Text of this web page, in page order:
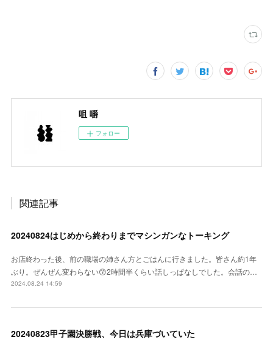
咀 嚼
フォロー
関連記事
20240824はじめから終わりまでマシンガンなトーキング
お店終わった後、前の職場の姉さん方とごはんに行きました。皆さん約1年
ぶり。ぜんぜん変わらない😙2時間半くらい話しっぱなしでした。会話の…
2024.08.24 14:59
20240823甲子園決勝戦、今日は兵庫づいていた